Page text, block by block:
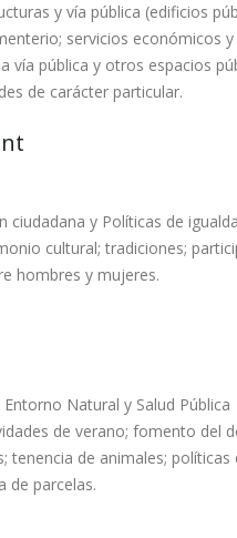
y vía pública (edificios
servicios económicos
vía pública y otros espacios
de carácter particular.
ciudadana y Políticas de
cultural; tradiciones;
hombres y mujeres.
Natural y Salud Pública
de verano; fomento del
tenencia de animales;
de parcelas.